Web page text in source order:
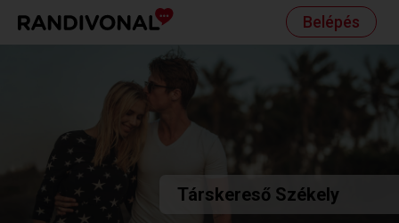
Belépés
Társkereső Székely